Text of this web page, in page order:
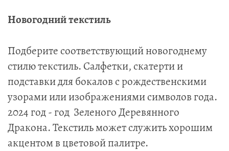
Новогодний текстиль
Подберите соответствующий новогоднему
стилю текстиль. Салфетки, скатерти и
подставки для бокалов с рождественскими
узорами или изображениями символов года.
2024 год - год Зеленого Деревянного
Дракона. Текстиль может служить хорошим
акцентом в цветовой палитре.